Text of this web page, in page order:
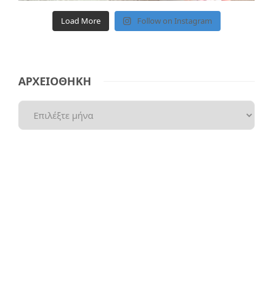
Load More Follow on Instagram
ΑΡΧΕΙΟΘΗΚΗ